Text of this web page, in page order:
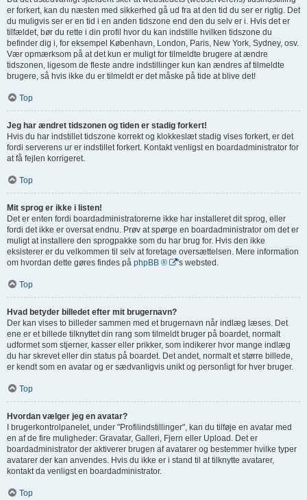
er forkert, kan du næsten med sikkerhed gå ud fra at den tid du ser er rigtig. Det
du muligvis ser er en tid i en anden tidszone end den du selv er i. Hvis det er
tilfældet, bør du rette i din profil hvor du kan indstille hvilken tidszone du
befinder dig i, for eksempel København, London, Paris, New York, Sydney, osv.
Vær opmærksom på at det kun er muligt for tilmeldte brugere at ændre
tidszonen, ligesom de fleste andre indstillinger kun kan ændres af tilmeldte
brugere, så hvis ikke du er tilmeldt er det måske på tide at blive det!
Top
Jeg har ændret tidszonen og tiden er stadig forkert!
Hvis du har indstillet tidszone korrekt og klokkeslæt stadig vises forkert, er det
fordi serverens ur er indstillet forkert. Kontakt venligst en boardadministrator for
at få fejlen korrigeret.
Top
Mit sprog er ikke i listen!
Det er enten fordi boardadministratorerne ikke har installeret dit sprog, eller
fordi det ikke er oversat endnu. Prøv at spørge en boardadministrator om det er
muligt at installere den sprogpakke som du har brug for. Hvis den ikke
eksisterer er du velkommen til selv at foretage oversættelsen. Mere information
om hvordan dette gøres findes på phpBB ® 's websted.
Top
Hvad betyder billedet efter mit brugernavn?
Der kan vises to billeder sammen med et brugernavn når indlæg læses. Det
ene er et billede tilknyttet din rang som tilmeldt bruger på boardet, normalt
udformet som stjerner, kasser eller prikker, som indikerer hvor mange indlæg
du har skrevet eller din status på boardet. Det andet, normalt et større billede,
er kendt som en avatar og er sædvanligvis unikt og personligt for hver bruger.
Top
Hvordan vælger jeg en avatar?
I brugerkontrolpanelet, under "Profilindstillinger", kan du tilføje en avatar med
en af de fire muligheder: Gravatar, Galleri, Fjern eller Upload. Det er
boardadministrator der aktiverer brugen af avatarer og bestemmer hvilke typer
avatarer der kan anvendes. Hvis du ikke er i stand til at tilknytte avatarer,
kontakt da venligst en boardadministrator.
Top